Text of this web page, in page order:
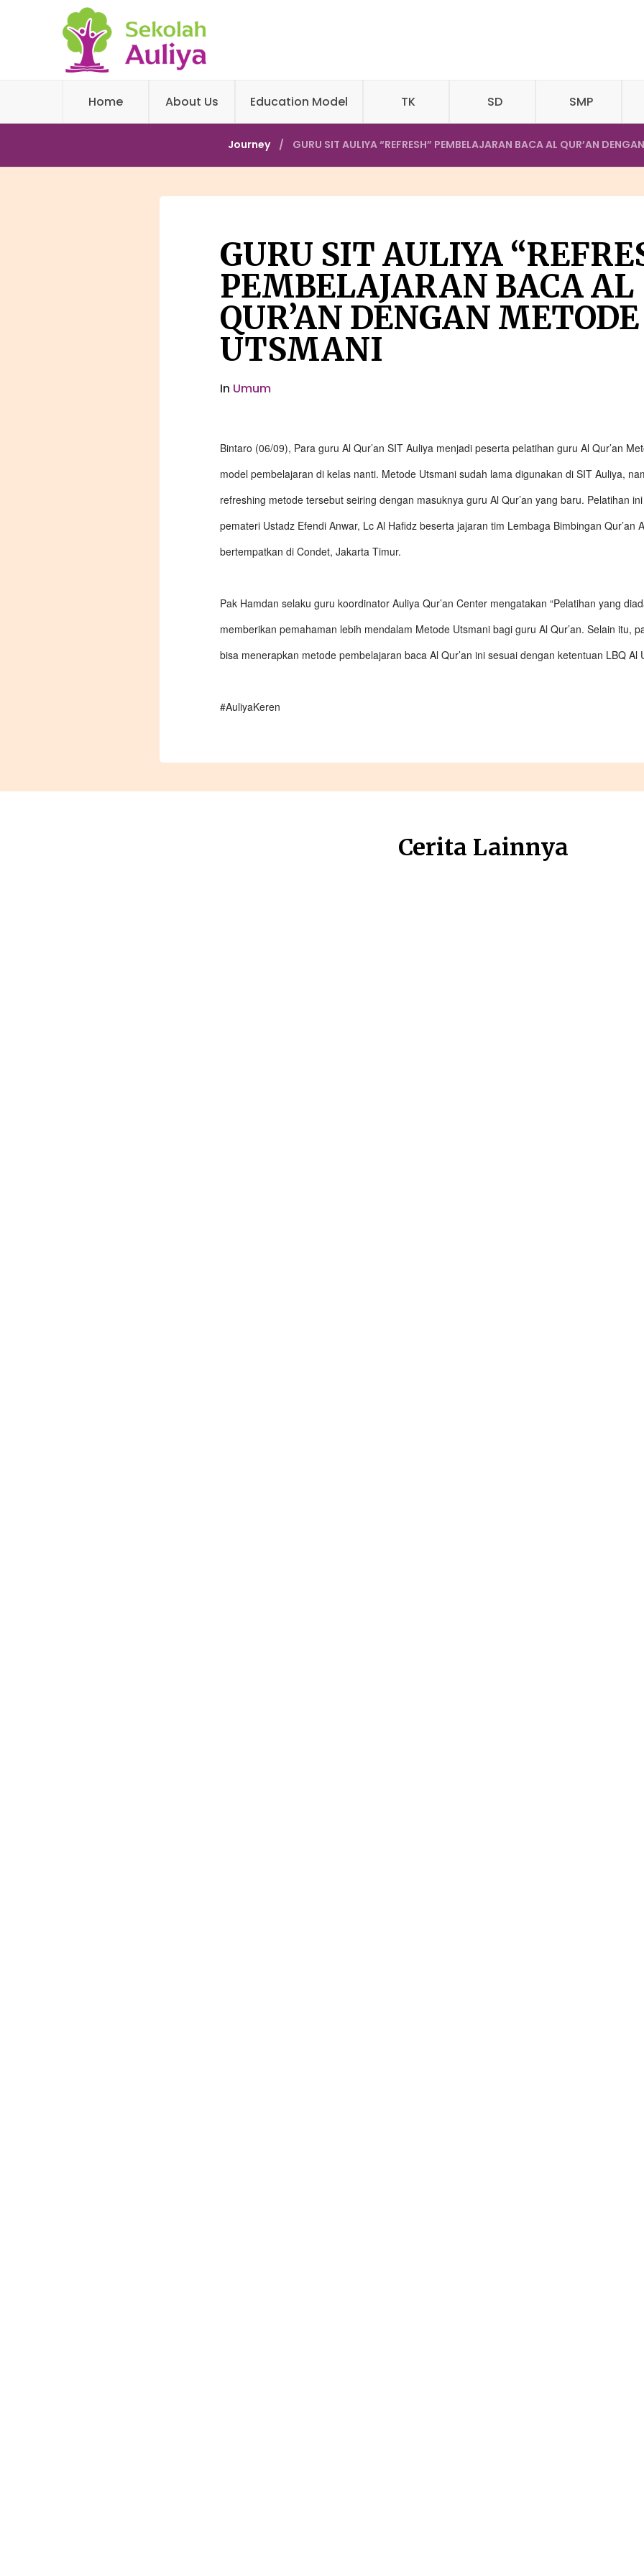
Home About Us Education Model TK SD SMP
Journey GURU SIT AULIYA “REFRESH” PEMBELAJARAN BACA AL QUR’AN
GURU SIT AULIYA
PEMBELAJARAN BACA AL
QUR’AN DENGAN METODE
UTSMANI
In Umum
Bintaro (06/09), Para guru Al Qur’an SIT Auliya menjadi peserta pelatihan guru Al Qur’an
model pembelajaran di kelas nanti. Metode Utsmani sudah lama digunakan di SIT Auliya,
refreshing metode tersebut seiring dengan masuknya guru Al Qur’an yang baru. Pelatihan
pemateri Ustadz Efendi Anwar, Lc Al Hafidz beserta jajaran tim Lembaga Bimbingan Qur’an
bertempatkan di Condet, Jakarta Timur.
Pak Hamdan selaku guru koordinator Auliya Qur’an Center mengatakan “Pelatihan yang
memberikan pemahaman lebih mendalam Metode Utsmani bagi guru Al Qur’an. Selain itu,
bisa menerapkan metode pembelajaran baca Al Qur’an ini sesuai dengan ketentuan LBQ Al
#AuliyaKeren
Cerita Lainnya